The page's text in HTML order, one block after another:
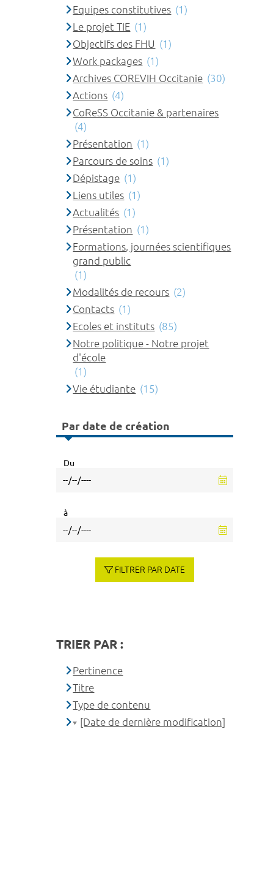
Equipes constitutives (1)
Le projet TIE (1)
Objectifs des FHU (1)
Work packages (1)
Archives COREVIH Occitanie (30)
Actions (4)
CoReSS Occitanie & partenaires
(4)
Présentation (1)
Parcours de soins (1)
Dépistage (1)
Liens utiles (1)
Actualités (1)
Présentation (1)
Formations, journées scientifiques
grand public
(1)
Modalités de recours (2)
Contacts (1)
Ecoles et instituts (85)
Notre politique - Notre projet
d'école
(1)
Vie étudiante (15)
Par date de création
Du
à
FILTRER PAR DATE
TRIER PAR :
Pertinence
Titre
Type de contenu
[Date de dernière modification]